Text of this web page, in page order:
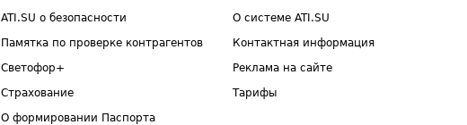
ATI.SU о безопасности
Памятка по проверке контрагентов
Светофор+
Страхование
О формировании Паспорта
О системе ATI.SU
Контактная информация
Реклама на сайте
Тарифы